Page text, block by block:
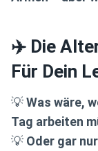
✈️ Die
Für Dein
💡Was wäre,
Tag arbeiten
💡 Oder gar